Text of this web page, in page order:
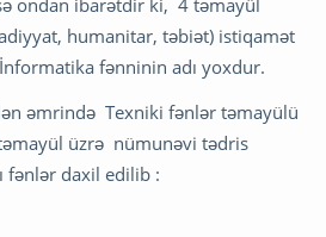
ondan ibarətdir ki, 4 təmayül
humanitar, təbiət) istiqamət
fənninin adı yoxdur.
əmrində Texniki fənlər təmayülü
üzrə nümunəvi tədris
fənlər daxil edilib :